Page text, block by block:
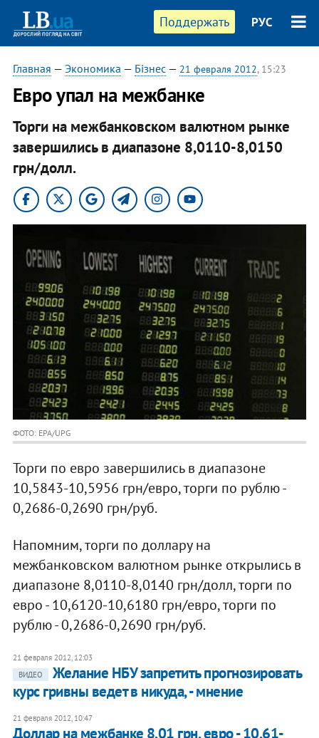
Поддержать РУС
Главная — Экономика — Бізнес— 21 февраля 2012, 15:23
Евро упал на межбанке
Торги на межбанковском валютном рынке
завершились в диапазоне 8,0110-8,0150
грн/долл.
ФОТО: EPA/UPG
Торги по евро завершились в диапазоне
10,5843-10,5956 грн/евро, торги по рублю -
0,2686-0,2690 грн/руб.
Напомним, торги по доллару на
межбанковском валютном рынке открылись в
диапазоне 8,0110-8,0140 грн/долл, торги по
евро - 10,6120-10,6180 грн/евро, торги по
рублю - 0,2686-0,2690 грн/руб.
21 февраля 2012, 12:03
ВИДЕО
Желание НБУ запретить прогнозировать
курс гривны ведет в никуда, - мнение
21 февраля 2012, 10:47
Доллар на межбанке 8,01 грн, евро - 10,61-